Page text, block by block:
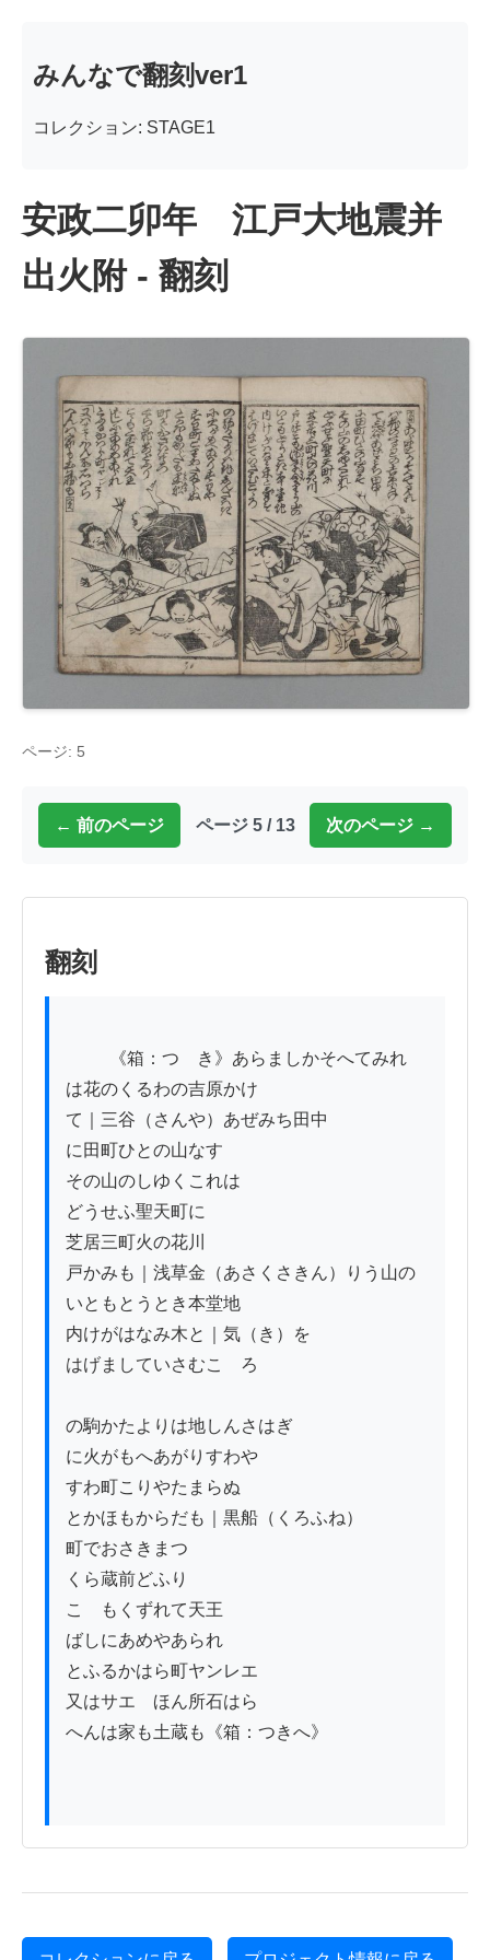
みんなで翻刻ver1
コレクション: STAGE1
安政二卯年 江戸大地震并
出火附 - 翻刻
ページ: 5
← 前のページ ページ 5 / 13 次のページ →
翻刻
は花のくるわの吉原かけ
て｜三谷（さんや）あぜみち田中
に田町ひとの山なす
その山のしゆくこれは
どうせふ聖天町に
芝居三町火の花川
戸かみも｜浅草金（あさくさきん）りう山の
いともとうとき本堂地
内けがはなみ木と｜気（き）を
はげましていさむこゝろ
の駒かたよりは地しんさはぎ
に火がもへあがりすわや
すわ町こりやたまらぬ
とかほもからだも｜黒船（くろふね）
町でおさきまつ
くら蔵前どふり
こゝもくずれて天王
ばしにあめやあられ
とふるかはら町ヤンレエゝ
又はサエゝほん所石はら
へんは家も土蔵も《箱：つきへ》